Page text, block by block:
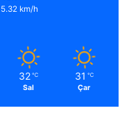
5.32 km/h
32 ℃
Sal
31 ℃
Çar